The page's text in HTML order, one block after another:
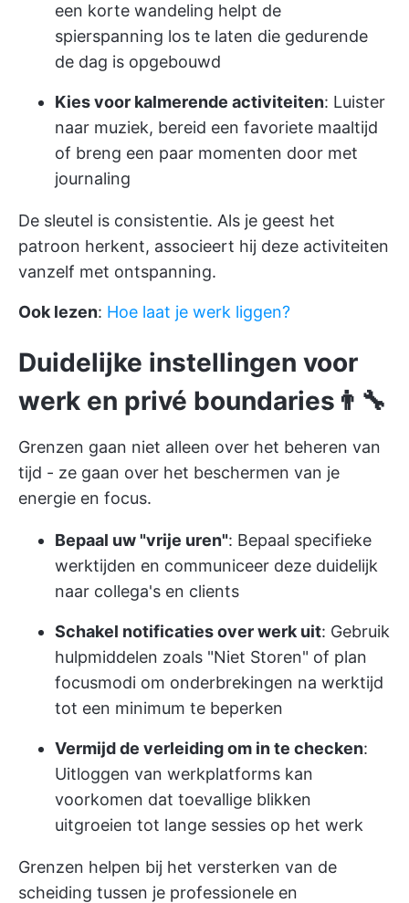
een korte wandeling helpt de
spierspanning los te laten die gedurende
de dag is opgebouwd
Kies voor kalmerende activiteiten: Luister
naar muziek, bereid een favoriete maaltijd
of breng een paar momenten door met
journaling
De sleutel is consistentie. Als je geest het
patroon herkent, associeert hij deze activiteiten
vanzelf met ontspanning.
Ook lezen: Hoe laat je werk liggen?
Duidelijke instellingen voor
werk en privé boundaries👨‍🔧
Grenzen gaan niet alleen over het beheren van
tijd - ze gaan over het beschermen van je
energie en focus.
Bepaal uw "vrije uren": Bepaal specifieke
werktijden en communiceer deze duidelijk
naar collega's en clients
Schakel notificaties over werk uit: Gebruik
hulpmiddelen zoals "Niet Storen" of plan
focusmodi om onderbrekingen na werktijd
tot een minimum te beperken
Vermijd de verleiding om in te checken:
Uitloggen van werkplatforms kan
voorkomen dat toevallige blikken
uitgroeien tot lange sessies op het werk
Grenzen helpen bij het versterken van de
scheiding tussen je professionele en